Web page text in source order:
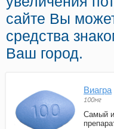
сайте Вы
средства
Ваш город.
Виагра
100мг
Самый